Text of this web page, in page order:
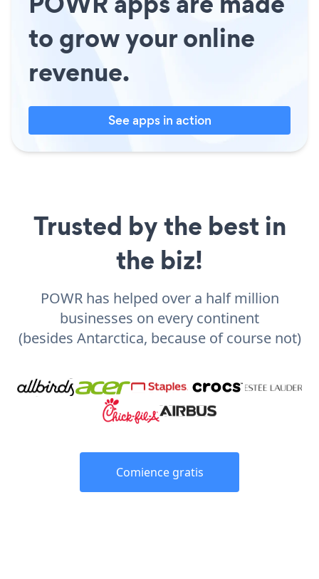
to grow your online
revenue.
See apps in action
Trusted by the best in
the biz!
POWR has helped over a half million
businesses on every continent
(besides Antarctica, because of course not)
Comience gratis